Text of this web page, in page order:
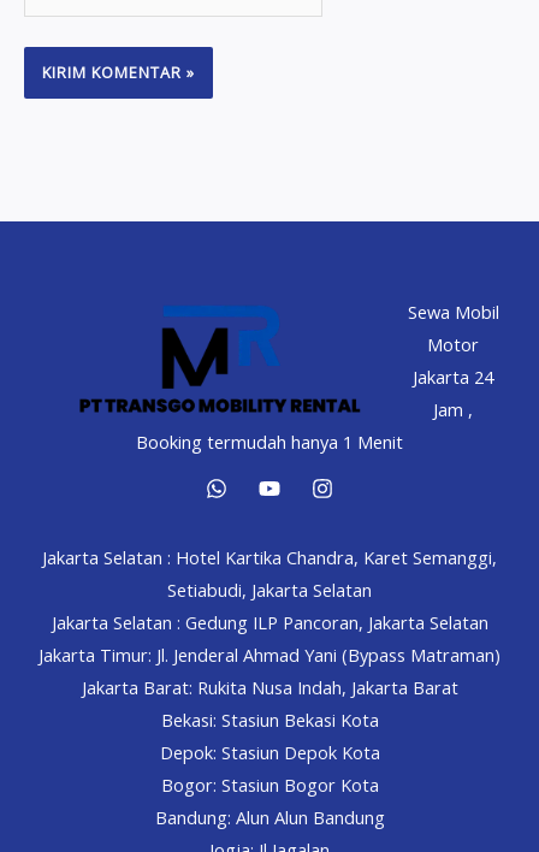
Web
Sewa Mobil
Motor
Jakarta 24
Jam ,
Booking termudah hanya 1 Menit
Jakarta Selatan : Hotel Kartika Chandra, Karet Semanggi,
Setiabudi, Jakarta Selatan
Jakarta Selatan : Gedung ILP Pancoran, Jakarta Selatan
Jakarta Timur: Jl. Jenderal Ahmad Yani (Bypass Matraman)
Jakarta Barat: Rukita Nusa Indah, Jakarta Barat
Bekasi: Stasiun Bekasi Kota
Depok: Stasiun Depok Kota
Bogor: Stasiun Bogor Kota
Bandung: Alun Alun Bandung